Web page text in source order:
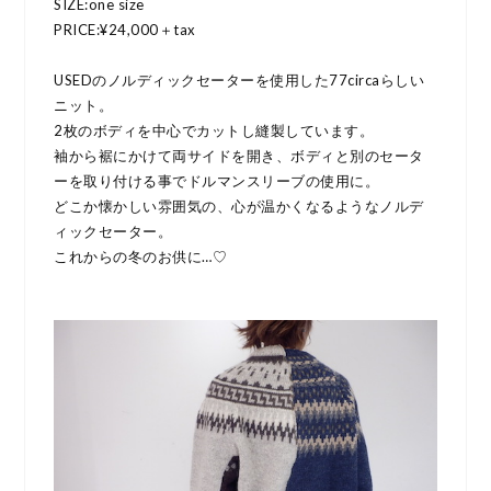
SIZE:one size
PRICE:¥24,000＋tax
USEDのノルディックセーターを使用した77circaらしい
ニット。
2枚のボディを中心でカットし縫製しています。
袖から裾にかけて両サイドを開き、ボディと別のセータ
ーを取り付ける事でドルマンスリーブの使用に。
どこか懐かしい雰囲気の、心が温かくなるようなノルデ
ィックセーター。
これからの冬のお供に…♡